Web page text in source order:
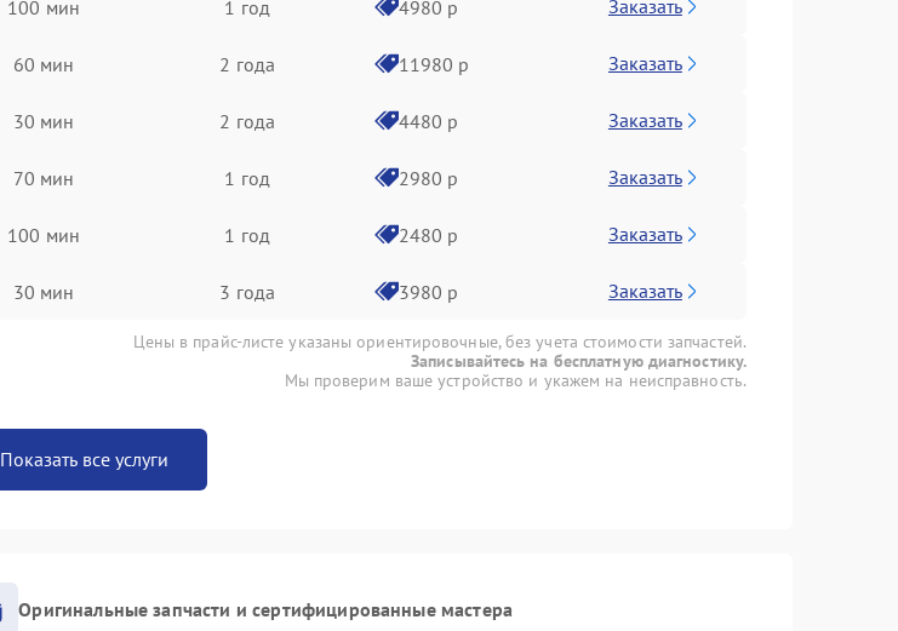
100 мин 1 год 4980 р Заказать
60 мин 2 года 11980 р Заказать
30 мин 2 года 4480 р Заказать
70 мин 1 год 2980 р Заказать
100 мин 1 год 2480 р Заказать
30 мин 3 года 3980 р Заказать
Цены в прайс-листе указаны ориентировочные, без учета стоимости запчастей.
Записывайтесь на бесплатную диагностику.
Мы проверим ваше устройство и укажем на неисправность.
Показать все услуги
Оригинальные запчасти и сертифицированные мастера